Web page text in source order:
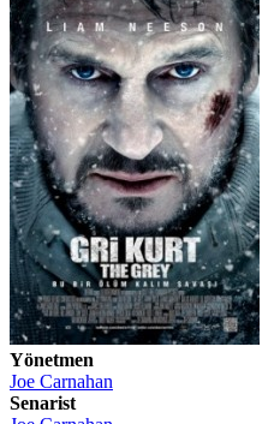
Yönetmen
Joe Carnahan
Senarist